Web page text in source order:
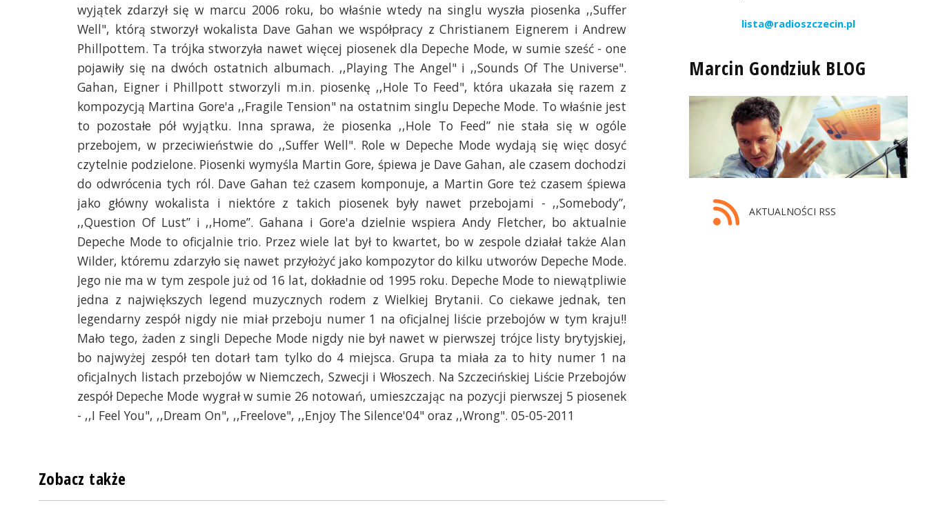
wyjątek zdarzył się w marcu 2006 roku, bo właśnie wtedy na singlu wyszła piosenka ,,Suffer
Well", którą stworzył wokalista Dave Gahan we współpracy z Christianem Eignerem i Andrew
Phillpottem. Ta trójka stworzyła nawet więcej piosenek dla Depeche Mode, w sumie sześć - one
pojawiły się na dwóch ostatnich albumach. ,,Playing The Angel" i ,,Sounds Of The Universe".
Gahan, Eigner i Phillpott stworzyli m.in. piosenkę ,,Hole To Feed", która ukazała się razem z
kompozycją Martina Gore'a ,,Fragile Tension" na ostatnim singlu Depeche Mode. To właśnie jest
to pozostałe pół wyjątku. Inna sprawa, że piosenka ,,Hole To Feed” nie stała się w ogóle
przebojem, w przeciwieństwie do ,,Suffer Well". Role w Depeche Mode wydają się więc dosyć
czytelnie podzielone. Piosenki wymyśla Martin Gore, śpiewa je Dave Gahan, ale czasem dochodzi
do odwrócenia tych ról. Dave Gahan też czasem komponuje, a Martin Gore też czasem śpiewa
jako główny wokalista i niektóre z takich piosenek były nawet przebojami - ,,Somebody”,
,,Question Of Lust” i ,,Home”. Gahana i Gore'a dzielnie wspiera Andy Fletcher, bo aktualnie
Depeche Mode to oficjalnie trio. Przez wiele lat był to kwartet, bo w zespole działał także Alan
Wilder, któremu zdarzyło się nawet przyłożyć jako kompozytor do kilku utworów Depeche Mode.
Jego nie ma w tym zespole już od 16 lat, dokładnie od 1995 roku. Depeche Mode to niewątpliwie
jedna z największych legend muzycznych rodem z Wielkiej Brytanii. Co ciekawe jednak, ten
legendarny zespół nigdy nie miał przeboju numer 1 na oficjalnej liście przebojów w tym kraju!!
Mało tego, żaden z singli Depeche Mode nigdy nie był nawet w pierwszej trójce listy brytyjskiej,
bo najwyżej zespół ten dotarł tam tylko do 4 miejsca. Grupa ta miała za to hity numer 1 na
oficjalnych listach przebojów w Niemczech, Szwecji i Włoszech. Na Szczecińskiej Liście Przebojów
zespół Depeche Mode wygrał w sumie 26 notowań, umieszczając na pozycji pierwszej 5 piosenek
- ,,I Feel You", ,,Dream On", ,,Freelove", ,,Enjoy The Silence'04" oraz ,,Wrong". 05-05-2011
lista@radioszczecin.pl
Marcin Gondziuk BLOG
AKTUALNOŚCI RSS
Zobacz także